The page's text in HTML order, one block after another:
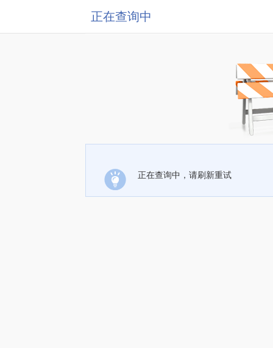
正在查询中
正在查询中，请刷新重试